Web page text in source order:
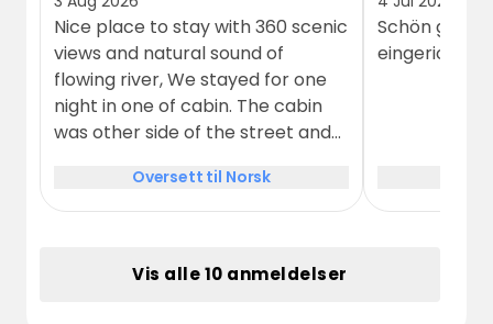
Nice place to stay with 360 scenic
views and natural sound of
flowing river, We stayed for one
night in one of cabin. The cabin
was other side of the street and
facility building was on the other
side of the road but still value for
Oversett til Norsk
Schön
eingerichtet,
Vis alle 10 anmeldelser